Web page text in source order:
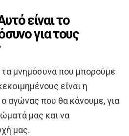
είναι το
για τους
μνημόσυνα που μπορούμε
είναι η
αγώνας που θα κάνουμε, για
μας και να
μας.